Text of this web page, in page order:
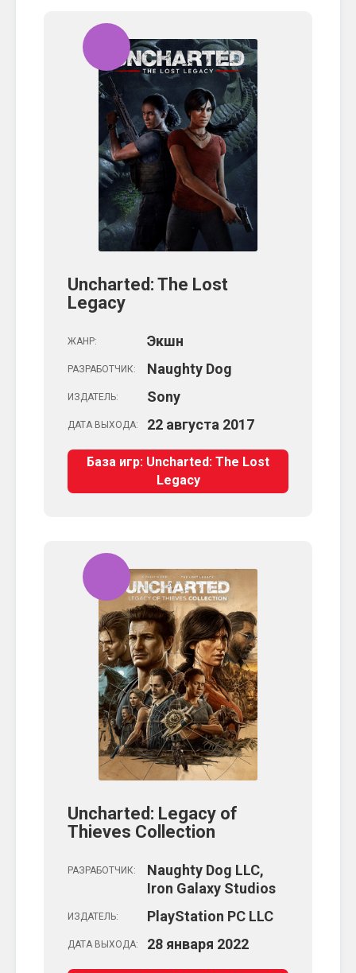
Uncharted: The Lost
Legacy
ЖАНР: Экшн
РАЗРАБОТЧИК: Naughty Dog
ИЗДАТЕЛЬ: Sony
ДАТА ВЫХОДА: 22 августа 2017
База игр: Uncharted: The Lost
Legacy
Uncharted: Legacy of
Thieves Collection
РАЗРАБОТЧИК:
Naughty Dog LLC,
Iron Galaxy Studios
ИЗДАТЕЛЬ: PlayStation PC LLC
ДАТА ВЫХОДА: 28 января 2022